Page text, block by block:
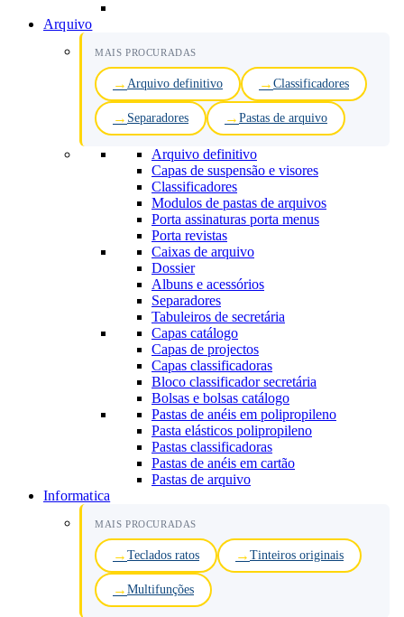
Arquivo
MAIS PROCURADAS
Arquivo definitivo Classificadores
Separadores Pastas de arquivo
Arquivo definitivo
Capas de suspensão e visores
Classificadores
Modulos de pastas de arquivos
Porta assinaturas porta menus
Porta revistas
Caixas de arquivo
Dossier
Albuns e acessórios
Separadores
Tabuleiros de secretária
Capas catálogo
Capas de projectos
Capas classificadoras
Bloco classificador secretária
Bolsas e bolsas catálogo
Pastas de anéis em polipropileno
Pasta elásticos polipropileno
Pastas classificadoras
Pastas de anéis em cartão
Pastas de arquivo
Informatica
MAIS PROCURADAS
Teclados ratos Tinteiros originais
Multifunções